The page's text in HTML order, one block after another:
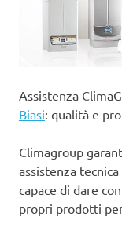
Assistenza
Biasi: qualità e
Climagroup
assistenza
capace di dare
propri prodotti